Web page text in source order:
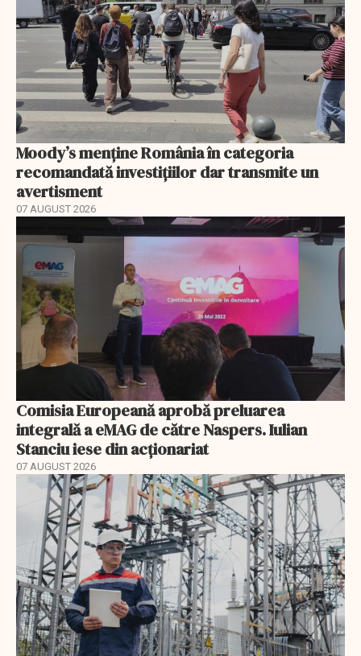
Moody’s menține România în categoria
recomandată investițiilor dar transmite un
avertisment
07 AUGUST 2026
Comisia Europeană aprobă preluarea
integrală a eMAG de către Naspers. Iulian
Stanciu iese din acționariat
07 AUGUST 2026